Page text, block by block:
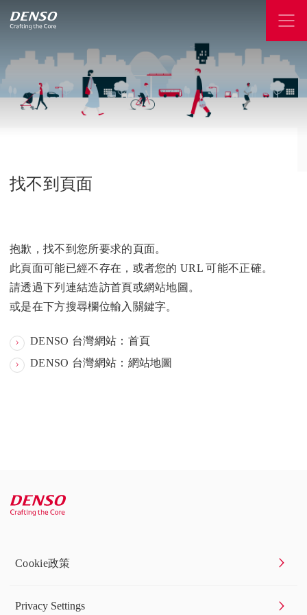
找不到頁面
抱歉，找不到您所要求的頁面。
此頁面可能已經不存在，或者您的 URL 可能不正確。
請透過下列連結造訪首頁或網站地圖。
或是在下方搜尋欄位輸入關鍵字。
DENSO 台灣網站：首頁
DENSO 台灣網站：網站地圖
Cookie政策
Privacy Settings